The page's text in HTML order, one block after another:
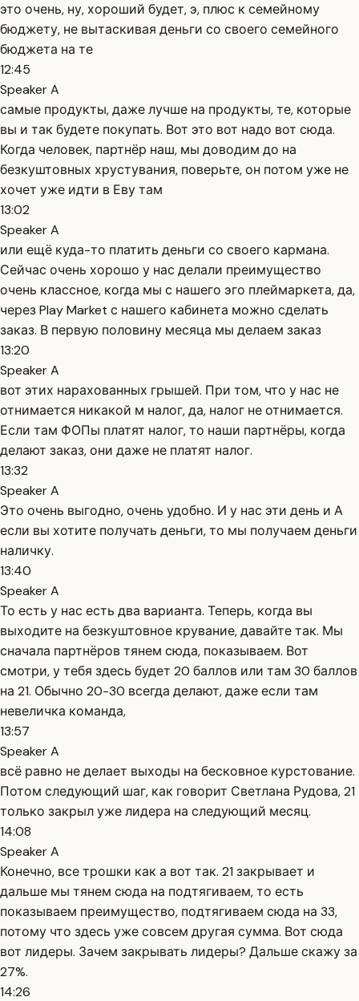
это очень, ну, хороший будет, э, плюс к семейному
бюджету, не вытаскивая деньги со своего семейного
бюджета на те
12:45
Speaker A
самые продукты, даже лучше на продукты, те, которые
вы и так будете покупать. Вот это вот надо вот сюда.
Когда человек, партнёр наш, мы доводим до на
безкуштовных хрустувания, поверьте, он потом уже не
хочет уже идти в Еву там
13:02
Speaker A
или ещё куда-то платить деньги со своего кармана.
Сейчас очень хорошо у нас делали преимущество
очень классное, когда мы с нашего эго плеймаркета, да,
через Play Market с нашего кабинета можно сделать
заказ. В первую половину месяца мы делаем заказ
13:20
Speaker A
вот этих нарахованных грышей. При том, что у нас не
отнимается никакой м налог, да, налог не отнимается.
Если там ФОПы платят налог, то наши партнёры, когда
делают заказ, они даже не платят налог.
13:32
Speaker A
Это очень выгодно, очень удобно. И у нас эти день и А
если вы хотите получать деньги, то мы получаем деньги
наличку.
13:40
Speaker A
То есть у нас есть два варианта. Теперь, когда вы
выходите на безкуштовное крувание, давайте так. Мы
сначала партнёров тянем сюда, показываем. Вот
смотри, у тебя здесь будет 20 баллов или там 30 баллов
на 21. Обычно 20-30 всегда делают, даже если там
невеличка команда,
13:57
Speaker A
всё равно не делает выходы на бесковное курстование.
Потом следующий шаг, как говорит Светлана Рудова, 21
только закрыл уже лидера на следующий месяц.
14:08
Speaker A
Конечно, все трошки как а вот так. 21 закрывает и
дальше мы тянем сюда на подтягиваем, то есть
показываем преимущество, подтягиваем сюда на 33,
потому что здесь уже совсем другая сумма. Вот сюда
вот лидеры. Зачем закрывать лидеры? Дальше скажу за
27%.
14:26